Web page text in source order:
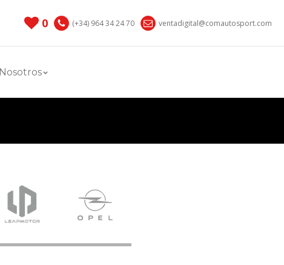
0 (+34) 964 34 24 70 ventadigital@comautosport.com
Nosotros